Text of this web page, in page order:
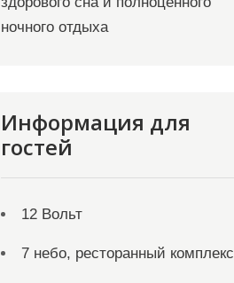
ночного отдыха
Информация для
гостей
12 Вольт
7 небо, ресторанный комплекс